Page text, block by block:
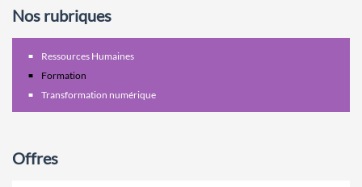
Nos rubriques
Ressources Humaines
Formation
Transformation numérique
Offres